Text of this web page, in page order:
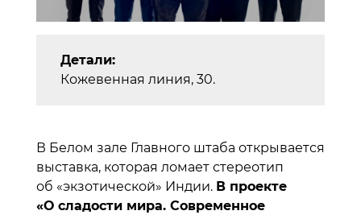
Детали:
Кожевенная линия, 30.
В Белом зале Главного штаба открывается
выставка, которая ломает стереотип
об «экзотической» Индии. В проекте
«О сладости мира. Современное